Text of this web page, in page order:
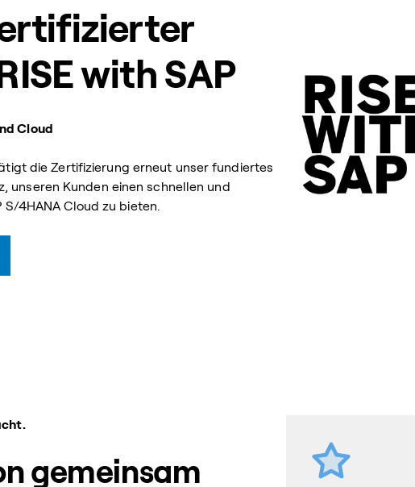
with SAP
Cloud
die Zertifizierung erneut unser fundiertes
unseren Kunden einen schnellen und
S/4HANA Cloud zu bieten.
gemeinsam